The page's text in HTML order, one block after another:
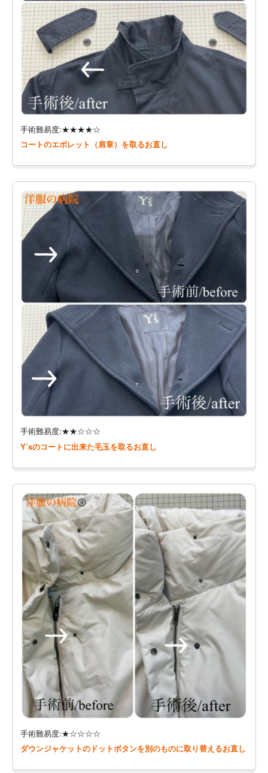
手術難易度:★★★★☆
コートのエポレット（肩章）を取るお直し
手術難易度:★★☆☆☆
Y’sのコートに出来た毛玉を取るお直し
手術難易度:★☆☆☆☆
ダウンジャケットのドットボタンを別のものに取り替えるお直し